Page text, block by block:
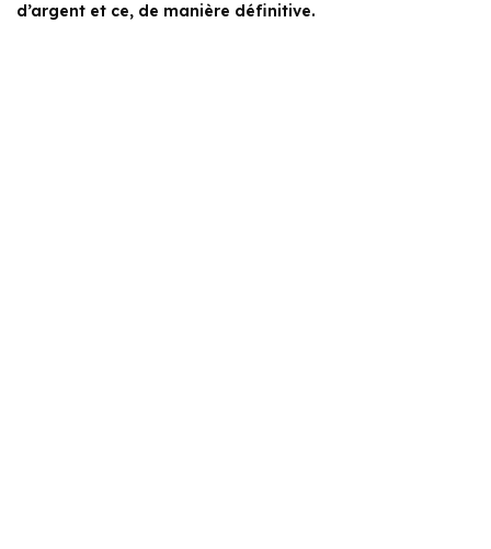
d’argent et ce, de manière définitive.